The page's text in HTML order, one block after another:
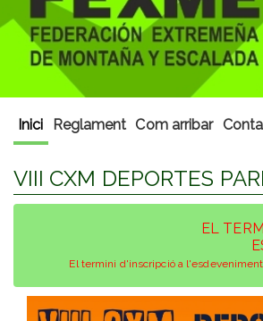
Inici Reglament Com arribar
VIII CXM DEPORTES
EL
El termini d'inscripció a